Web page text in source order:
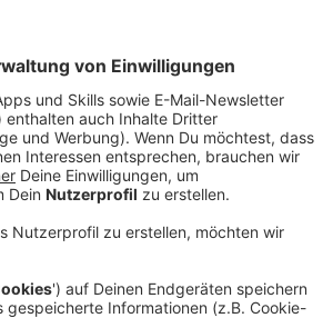
Momoa) ist Vater von Zwillingen, die
Fähigkeit des Sehens geboren
schnell, dass die Rückkehr der
ist. Er muss seinen Stamm vor
doch verzweifelten Königin
Sehkraft der Zwillinge für den